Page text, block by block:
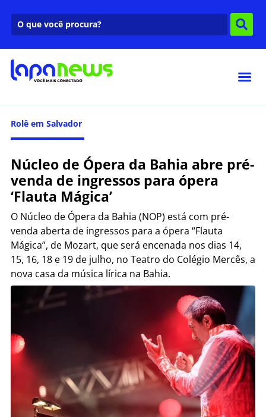
Rolê em Salvador
Núcleo de Ópera da Bahia abre pré-
venda de ingressos para ópera
‘Flauta Mágica’
O Núcleo de Ópera da Bahia (NOP) está com pré-
venda aberta de ingressos para a ópera “Flauta
Mágica”, de Mozart, que será encenada nos dias 14,
15, 16, 18 e 19 de julho, no Teatro do Colégio Mercês, a
nova casa da música lírica na Bahia.